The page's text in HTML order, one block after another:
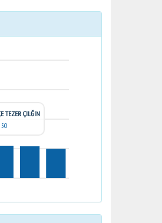
TEZER ÇILĞIN
50